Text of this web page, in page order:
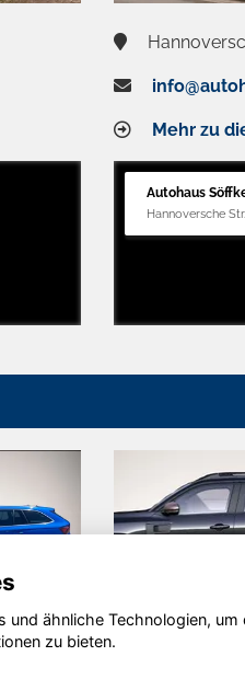
Mehr zu
Autohaus
Hannoversche
Ford
und ähnliche Technologien,
zu bieten.